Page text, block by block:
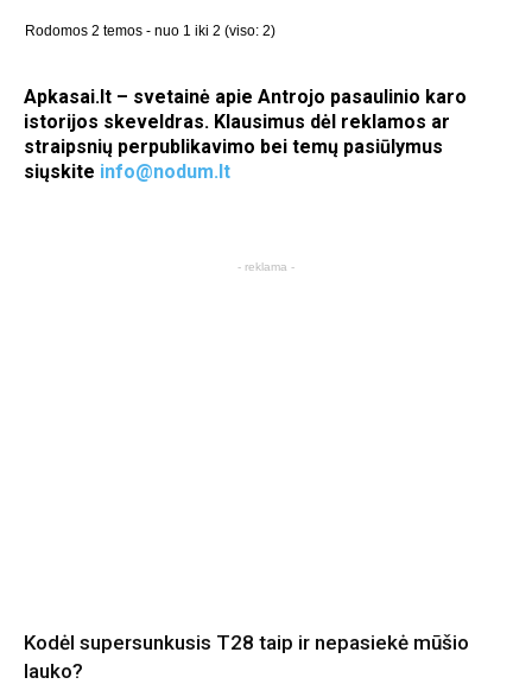
Rodomos 2 temos - nuo 1 iki 2 (viso: 2)
Apkasai.lt – svetainė apie Antrojo pasaulinio karo
istorijos skeveldras. Klausimus dėl reklamos ar
straipsnių perpublikavimo bei temų pasiūlymus
siųskite info@nodum.lt
- reklama -
Kodėl supersunkusis T28 taip ir nepasiekė mūšio
lauko?